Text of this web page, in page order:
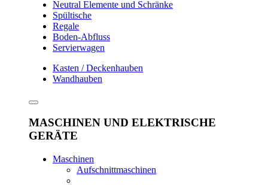
Neutral Elemente und Schränke
Spültische
Regale
Boden-Abfluss
Servierwagen
Kasten / Deckenhauben
Wandhauben
MASCHINEN UND ELEKTRISCHE
GERÄTE
Maschinen
Aufschnittmaschinen